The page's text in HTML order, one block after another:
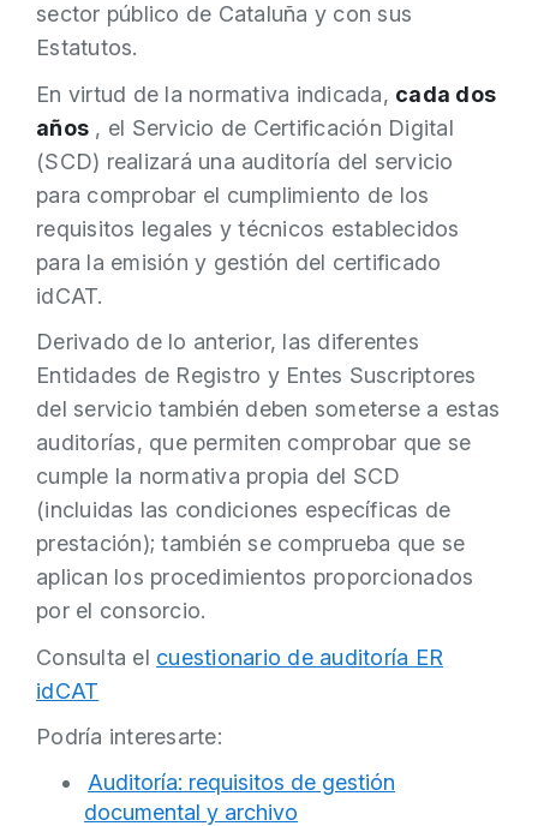
sector público de Cataluña y con sus
Estatutos.
En virtud de la normativa indicada, cada dos
años , el Servicio de Certificación Digital
(SCD) realizará una auditoría del servicio
para comprobar el cumplimiento de los
requisitos legales y técnicos establecidos
para la emisión y gestión del certificado
idCAT.
Derivado de lo anterior, las diferentes
Entidades de Registro y Entes Suscriptores
del servicio también deben someterse a estas
auditorías, que permiten comprobar que se
cumple la normativa propia del SCD
(incluidas las condiciones específicas de
prestación); también se comprueba que se
aplican los procedimientos proporcionados
por el consorcio.
Consulta el cuestionario de auditoría ER
idCAT
Podría interesarte:
Auditoría: requisitos de gestión
documental y archivo